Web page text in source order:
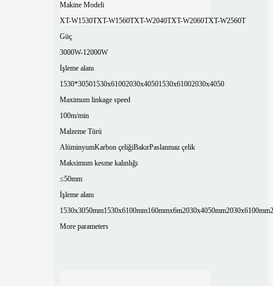
Makine Modeli
XT-W1530TXT-W1560TXT-W2040TXT-W2060TXT-W2560T
Güç
3000W-12000W
İşleme alanı
1530*30501530x61002030x40501530x61002030x4050
Maximum linkage speed
100m/min
Malzeme Türü
AlüminyumKarbon çeliğiBakırPaslanmaz çelik
Maksimum kesme kalınlığı
≤50mm
İşleme alanı
1530x3050mm1530x6100mm160mmx6m2030x4050mm2030x6100mm
More parameters